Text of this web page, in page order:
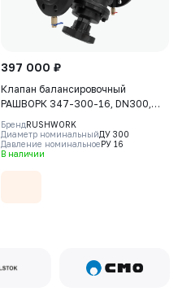
397 000 ₽
Клапан балансировочный
РАШВОРК 347-300-16, DN300,
PN16, корпус - чугун GJS-400-15
(GGG40), клапан - нерж. сталь
CF8, уплотнение - EPDM, Ф/Ф
БрендRUSHWORK
Диаметр номинальныйДУ 300
Давление номинальноеРУ 16
В наличии